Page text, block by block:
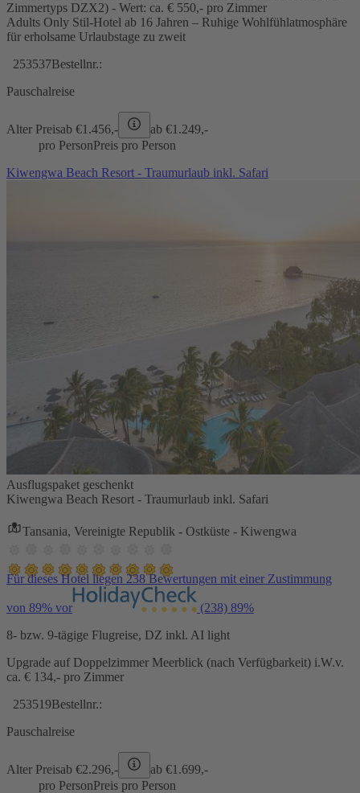
Zimmertyps DZX2) - Wert: ca. € 550,- pro Zimmer
Adults Only Stil-Hotel ab 16 Jahren – Ruhige Wohlfühlatmosphäre
für erholsame Urlaubstage zu zweit
253537Bestellnr.:
Pauschalreise
Alter Preisab €1.456,- ab €1.249,-
pro PersonPreis pro Person
Kiwengwa Beach Resort - Traumurlaub inkl. Safari
Ausflugspaket geschenkt
Kiwengwa Beach Resort - Traumurlaub inkl. Safari
Tansania, Vereinigte Republik - Ostküste - Kiwengwa
Für dieses Hotel liegen 238 Bewertungen mit einer Zustimmung
von 89% vor (238) 89%
8- bzw. 9-tägige Flugreise, DZ inkl. AI light
Upgrade auf Doppelzimmer Meerblick (nach Verfügbarkeit) i.W.v.
ca. € 134,- pro Zimmer
253519Bestellnr.:
Pauschalreise
Alter Preisab €2.296,- ab €1.699,-
pro PersonPreis pro Person